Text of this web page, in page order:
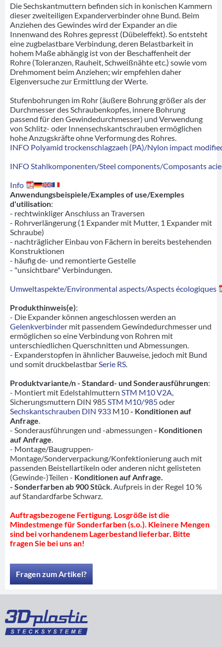
Die Sechskantmuttern befinden sich in konischen Kammern
dieser zweiteiligen Expanderverbinder ohne Bund. Beim
Anziehen des Gewindes wird der Expander an die
Innenwand des Rohres gepresst (Dübeleffekt). So entsteht
eine zugbelastbare Verbindung, deren Belastbarkeit in
hohem Maße abhängig ist von der Beschaffenheit der
Rohre (Toleranzen, Rauheit, Schweißnähte etc.) sowie vom
Drehmoment beim Anziehen; wir empfehlen daher
Eigenversuche zur Ermittlung der Werte.
Stufenbohrungen im Rohr (äußere Bohrung größer als der
Durchmesser des Schraubenkopfes, innere Bohrung
passend für den Gewindedurchmesser) und Verwendung
von Schlitz- oder Innensechskantschrauben ermöglichen
hohe Anzugskräfte ohne Verformung des Rohres.
INFO Polyamid trockenschlagzaeh (PA)/Nylon impact
INFO Stahlkomponenten/Steel components/Composants
Info
Anwendungsbeispiele/Examples of use/Exemples
d'utilisation:
- rechtwinkliger Anschluss an Traversen
- Rohrverlängerung (1 Expander mit Mutter, 1 Expander mit
Schraube)
- nachträglicher Einbau von Fächern in bereits bestehenden
Konstruktionen
- häufig de- und remontierte Gestelle
- "unsichtbare" Verbindungen.
Umweltaspekte/Environmental aspects/Aspects écologiques
Produkthinweis(e):
- Die Expander können angeschlossen werden an
Gelenkverbinder mit passendem Gewindedurchmesser und
ermöglichen so eine Verbindung von Rohren mit
unterschiedlichen Querschnitten und Abmessungen.
- Expanderstopfen in ähnlicher Bauweise, jedoch mit Bund
und somit druckbelastbar Serie RS
Produktvariante/n - Standard- und Sonderausführungen:
- Montiert mit Edelstahlmuttern STM M10 V2A
Sicherungsmuttern DIN 985 STM M10/985oder
Sechskantschrauben DIN 933 M10- Konditionen auf
Anfrage
- Sonderausführungen und -abmessungen - Konditionen
auf Anfrage
- Montage/Baugruppen-
Montage/Sonderverpackung/Konfektionierung auch mit
passenden Beistellartikeln oder anderen nicht gelisteten
(Gewinde-)Teilen - Konditionen auf Anfrage.
- Sonderfarben ab 900 Stück . Aufpreis in der Regel 10 %
auf Standardfarbe Schwarz.
Auftragsbezogene Fertigung. Losgröße ist die
Mindestmenge für Sonderfarben (s.o.). Kleinere Mengen
sind bei vorhandenem Lagerbestand lieferbar. Bitte
fragen Sie bei uns an!
Fragen zum Artikel?